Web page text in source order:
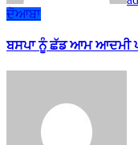
ਦੋਆਬਾ
ਬਸਪਾ ਨੂੰ ਛੱਡ ਆਮ ਆਦਮੀ